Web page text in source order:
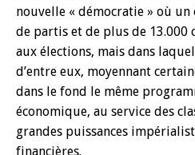
nouvelle « démocratie » où un
de partis et de plus de 13.000
aux élections, mais dans
d’entre eux, moyennant
dans le fond le même
économique, au service des
grandes puissances
financières.